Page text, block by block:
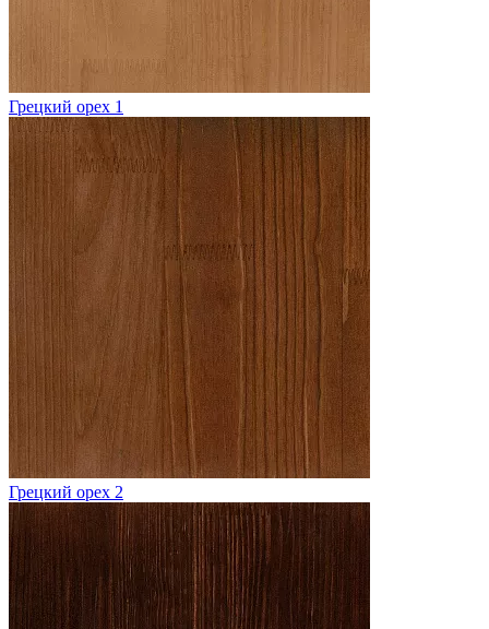
Грецкий орех 1
Грецкий орех 2